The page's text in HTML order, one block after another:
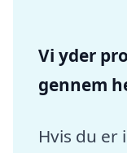
Vi yder
gennem
Hvis du er